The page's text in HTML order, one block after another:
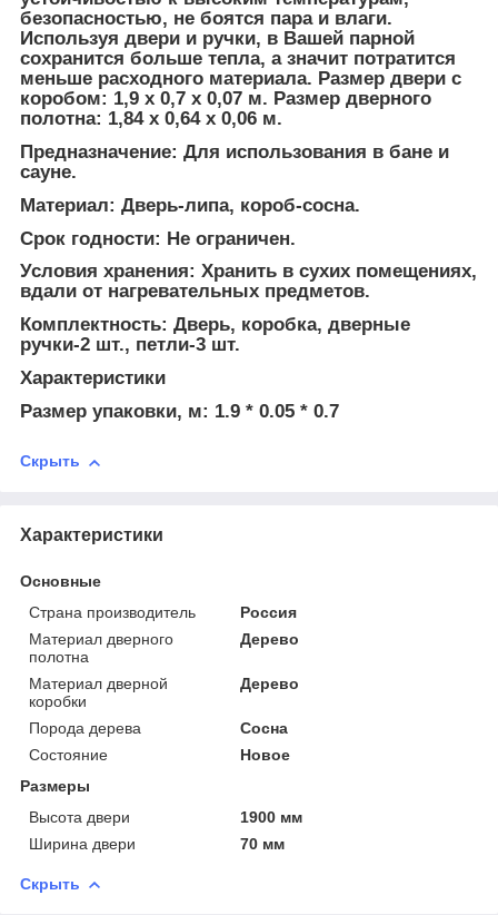
безопасностью, не боятся пара и влаги.
Используя двери и ручки, в Вашей парной
сохранится больше тепла, а значит потратится
меньше расходного материала. Размер двери с
коробом: 1,9 х 0,7 х 0,07 м. Размер дверного
полотна: 1,84 х 0,64 х 0,06 м.
Предназначение: Для использования в бане и
сауне.
Материал: Дверь-липа, короб-сосна.
Срок годности: Не ограничен.
Условия хранения: Хранить в сухих помещениях,
вдали от нагревательных предметов.
Комплектность: Дверь, коробка, дверные
ручки-2 шт., петли-3 шт.
Характеристики
Размер упаковки, м: 1.9 * 0.05 * 0.7
Скрыть
Характеристики
Основные
Страна производитель
Россия
Материал дверного
полотна
Дерево
Материал дверной
коробки
Дерево
Порода дерева
Сосна
Состояние
Новое
Размеры
Высота двери
1900 мм
Ширина двери
70 мм
Скрыть